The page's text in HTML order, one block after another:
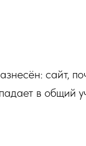
сайт,
в общий